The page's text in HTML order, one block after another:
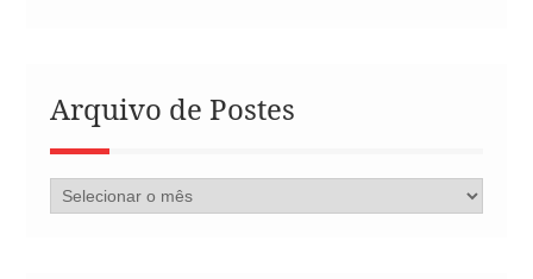
Arquivo de Postes
Arquivo
de